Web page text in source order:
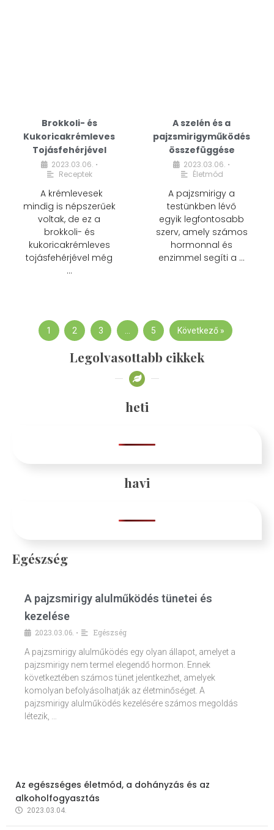
Brokkoli- és
Kukoricakrémleves
Tojásfehérjével
2023.03.06. •
Receptek
A krémlevesek
mindig is népszerűek
voltak, de ez a
brokkoli- és
kukoricakrémleves
tojásfehérjével még
…
A szelén és a
pajzsmirigyműködés
összefüggése
2023.03.06. •
Életmód
A pajzsmirigy a
testünkben lévő
egyik legfontosabb
szerv, amely számos
hormonnal és
enzimmel segíti a …
1 2 3 … 5 Következő »
Legolvasottabb cikkek
heti
havi
Egészség
A pajzsmirigy alulműködés tünetei és
kezelése
2023.03.06. •
Egészség
A pajzsmirigy alulműködés egy olyan állapot, amelyet a
pajzsmirigy nem termel elegendő hormon. Ennek
következtében számos tünet jelentkezhet, amelyek
komolyan befolyásolhatják az életminőséget. A
pajzsmirigy alulműködés kezelésére számos megoldás
létezik, …
Az egészséges életmód, a dohányzás és az
alkoholfogyasztás
2023.03.04.